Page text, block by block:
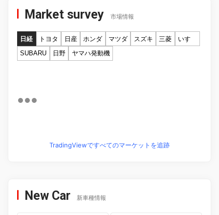
Market survey 市場情報
日経 トヨタ 日産 ホンダ マツダ スズキ 三菱
いすゞ
SUBARU
日野 ヤマハ発動機
TradingViewですべてのマーケットを追跡
New Car 新車種情報